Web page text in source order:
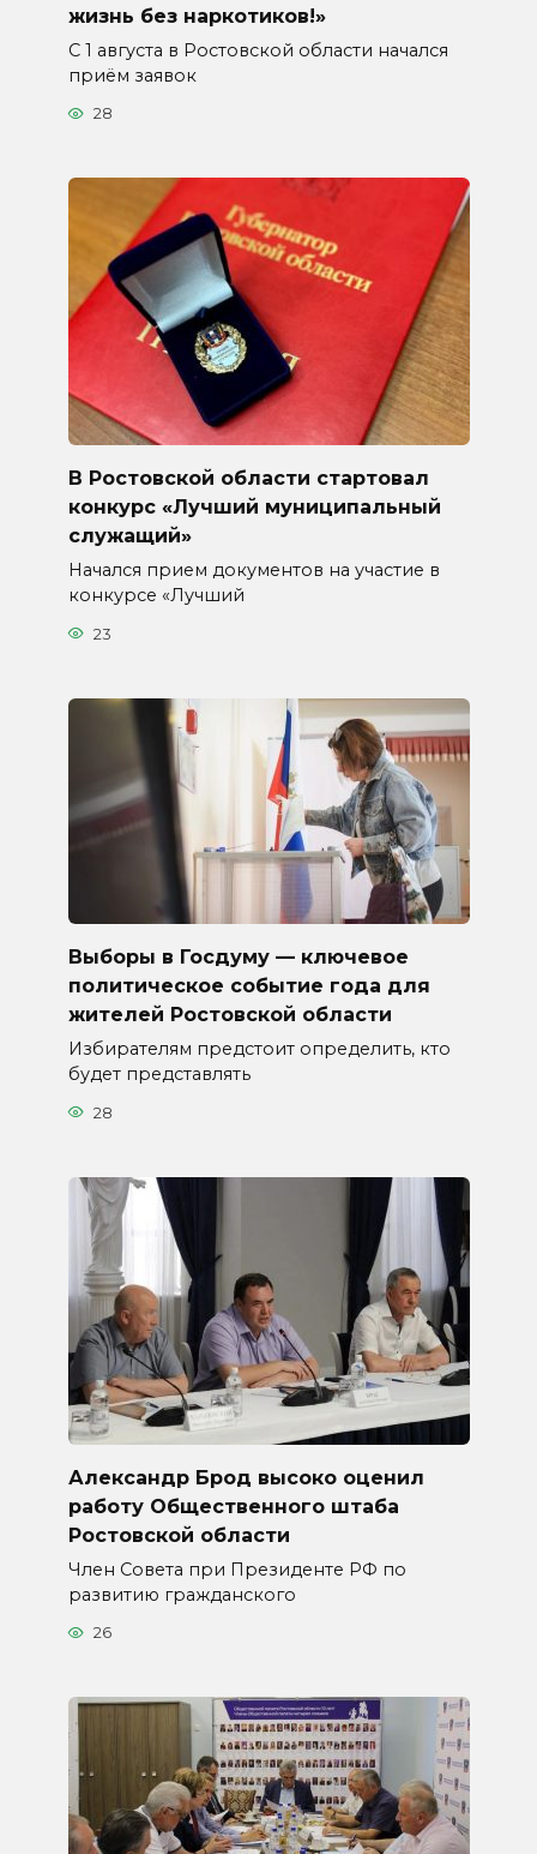
жизнь без наркотиков!»
С 1 августа в Ростовской области начался
приём заявок
28
В Ростовской области стартовал
конкурс «Лучший муниципальный
служащий»
Начался прием документов на участие в
конкурсе «Лучший
23
Выборы в Госдуму — ключевое
политическое событие года для
жителей Ростовской области
Избирателям предстоит определить, кто
будет представлять
28
Александр Брод высоко оценил
работу Общественного штаба
Ростовской области
Член Совета при Президенте РФ по
развитию гражданского
26